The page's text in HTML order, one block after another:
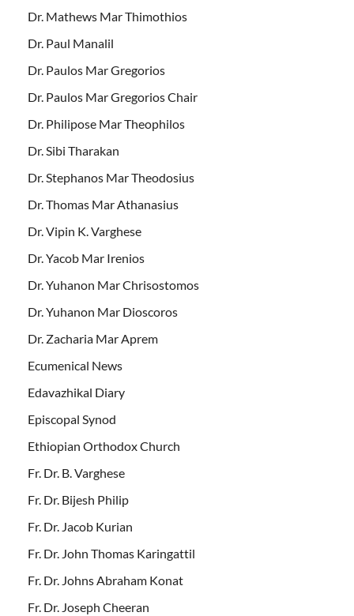
Dr. Mathews Mar Thimothios
Dr. Paul Manalil
Dr. Paulos Mar Gregorios
Dr. Paulos Mar Gregorios Chair
Dr. Philipose Mar Theophilos
Dr. Sibi Tharakan
Dr. Stephanos Mar Theodosius
Dr. Thomas Mar Athanasius
Dr. Vipin K. Varghese
Dr. Yacob Mar Irenios
Dr. Yuhanon Mar Chrisostomos
Dr. Yuhanon Mar Dioscoros
Dr. Zacharia Mar Aprem
Ecumenical News
Edavazhikal Diary
Episcopal Synod
Ethiopian Orthodox Church
Fr. Dr. B. Varghese
Fr. Dr. Bijesh Philip
Fr. Dr. Jacob Kurian
Fr. Dr. John Thomas Karingattil
Fr. Dr. Johns Abraham Konat
Fr. Dr. Joseph Cheeran